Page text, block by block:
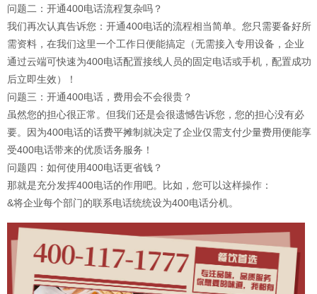
问题二：开通400电话流程复杂吗？
我们再次认真告诉您：开通400电话的流程相当简单。您只需要备好所
需资料，在我们这里一个工作日便能搞定（无需接入专用设备，企业
通过云端可快速为400电话配置接线人员的固定电话或手机，配置成功
后立即生效）！
问题三：开通400电话，费用会不会很贵？
虽然您的担心很正常。但我们还是会很遗憾告诉您，您的担心没有必
要。因为400电话的话费平摊制就决定了企业仅需支付少量费用便能享
受400电话带来的优质话务服务！
问题四：如何使用400电话更省钱？
那就是充分发挥400电话的作用吧。比如，您可以这样操作：
&将企业每个部门的联系电话统统设为400电话分机。